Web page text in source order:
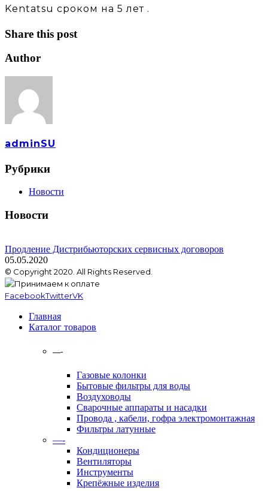
Kentatsu сроком на 5 лет .
Share this post
Author
adminSU
Рубрики
Новости
Новости
Продление Дистрибьюторских сервисных договоров
05.05.2020
© Copyright 2020. All Rights Reserved.
FacebookTwitterVK
Главная
Каталог товаров
—-
Газовые колонки
Бытовые фильтры для воды
Воздуховоды
Сварочные аппараты и насадки
Провода , кабели, гофра электромонтажная
Фильтры латунные
—-
Кондиционеры
Вентиляторы
Инструменты
Крепёжные изделия